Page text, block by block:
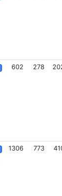
602 278
1306 773